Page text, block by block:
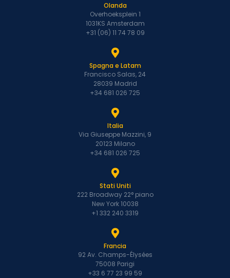
Olanda
Overhoeksplein 1
1031KS Amsterdam
+31 (06) 11 74 78 09
Spagna e Latam
Francisco Salas, 24
28039 Madrid
+34 681 026 725
Italia
Via Giuseppe Mazzini, 9
20123 Milano
+34 681 026 725
Stati Uniti
222 Broadway 22° piano
New York 10038
+1 332 240 3319
Francia
92 Av. Champs-Élysées
75008 Parigi
+33 6 77 23 99 59